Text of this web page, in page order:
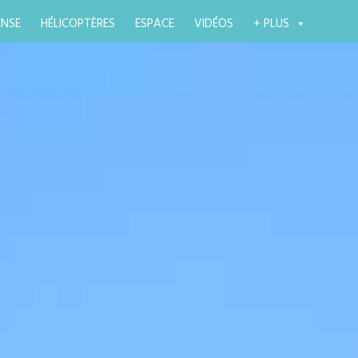
HÉLICOPTÈRES ESPACE VIDÉOS + PLUS